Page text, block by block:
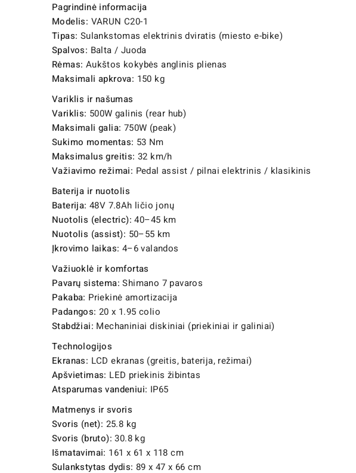
Pagrindinė informacija
Modelis: VARUN C20-1
Tipas: Sulankstomas elektrinis dviratis (miesto e-bike)
Spalvos: Balta / Juoda
Rėmas: Aukštos kokybės anglinis plienas
Maksimali apkrova: 150 kg
Variklis ir našumas
Variklis: 500W galinis (rear hub)
Maksimali galia: 750W (peak)
Sukimo momentas: 53 Nm
Maksimalus greitis: 32 km/h
Važiavimo režimai: Pedal assist / pilnai elektrinis / klasikinis
Baterija ir nuotolis
Baterija: 48V 7.8Ah ličio jonų
Nuotolis (electric): 40–45 km
Nuotolis (assist): 50–55 km
Įkrovimo laikas: 4–6 valandos
Važiuoklė ir komfortas
Pavarų sistema: Shimano 7 pavaros
Pakaba: Priekinė amortizacija
Padangos: 20 x 1.95 colio
Stabdžiai: Mechaniniai diskiniai (priekiniai ir galiniai)
Technologijos
Ekranas: LCD ekranas (greitis, baterija, režimai)
Apšvietimas: LED priekinis žibintas
Atsparumas vandeniui: IP65
Matmenys ir svoris
Svoris (net): 25.8 kg
Svoris (bruto): 30.8 kg
Išmatavimai: 161 x 61 x 118 cm
Sulankstytas dydis: 89 x 47 x 66 cm